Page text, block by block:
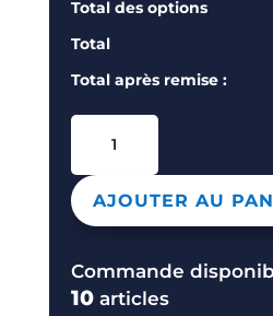
Total des options
Total
Total après remise :
BC404
FEMME
AJOUTER AU
Commande
10articles